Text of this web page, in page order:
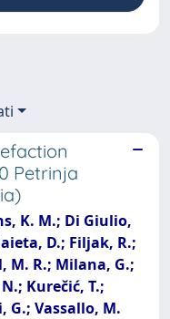
Petrinja
K. M.; Di Giulio,
D.; Filjak, R.;
M. R.; Milana, G.;
Kurečić, T.;
G.; Vassallo, M.